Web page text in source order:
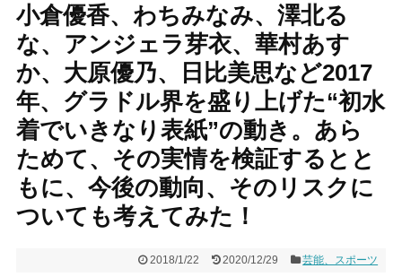
小倉優香、わちみなみ、澤北る
な、アンジェラ芽衣、華村あす
か、大原優乃、日比美思など2017
年、グラドル界を盛り上げた“初水
着でいきなり表紙”の動き。あら
ためて、その実情を検証するとと
もに、今後の動向、そのリスクに
ついても考えてみた！
2018/1/22 2020/12/29 芸能、スポーツ